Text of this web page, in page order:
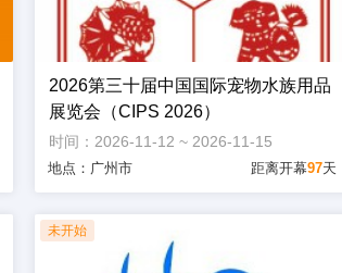
2026第三十届中国国际宠物水族用品
展览会（CIPS 2026）
时间：2026-11-12 ~ 2026-11-15
地点：广州市 距离开幕97天